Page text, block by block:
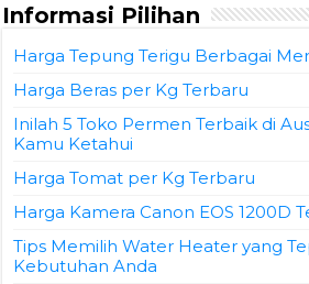
Informasi Pilihan
Harga Tepung Terigu Berbagai
Harga Beras per Kg Terbaru
Inilah 5 Toko Permen Terbaik di
Kamu Ketahui
Harga Tomat per Kg Terbaru
Harga Kamera Canon EOS 1200D
Tips Memilih Water Heater yang
Kebutuhan Anda